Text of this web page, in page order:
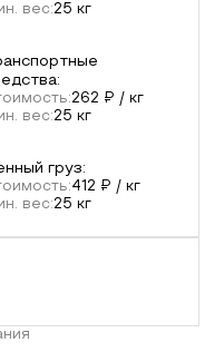
вес:25 кг
:
262 ₽ / кг
вес:25 кг
груз:
412 ₽ / кг
вес:25 кг